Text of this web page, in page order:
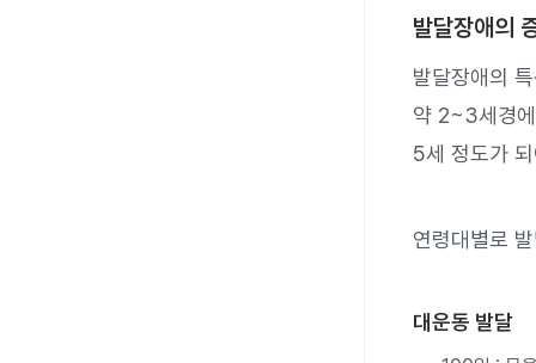
발달장애의
발달장애의
약 2~3세경
5세 정도가
연령대별로
대운동 발달